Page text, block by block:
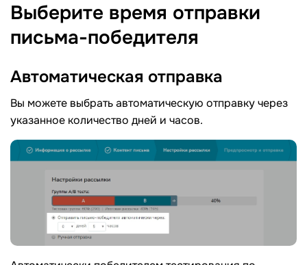
Выберите время отправки
письма-победителя
Автоматическая отправка
Вы можете выбрать автоматическую отправку через
указанное количество дней и часов.